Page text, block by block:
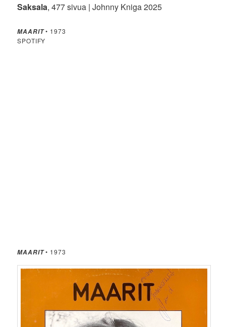
Saksala, 477 sivua | Johnny Kniga 2025
MAARIT• 1973
SPOTIFY
MAARIT• 1973